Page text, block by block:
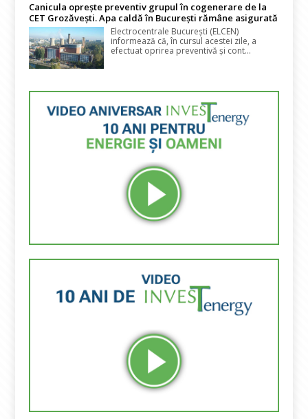
Canicula oprește preventiv grupul în cogenerare de la
CET Grozăvești. Apa caldă în București rămâne asigurată
Electrocentrale București (ELCEN)
informează că, în cursul acestei zile, a
efectuat oprirea preventivă și cont...